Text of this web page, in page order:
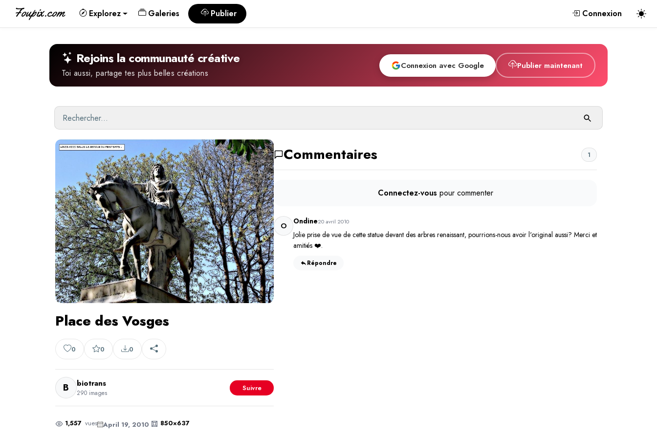
Foupix.com Explorez Galeries Publier Connexion
Rejoins la communauté créative
Toi aussi, partage tes plus belles créations
Connexion avec Google Publier maintenant
Place des Vosges
0 0 0
B biotrans
290 images
Suivre
1,557 vues April 19, 2010 850×637
Commentaires 1
Connectez-vous pour commenter
O Ondine20 avril 2010
Jolie prise de vue de cette statue devant des arbres renaissant, pourrions-nous avoir l'original aussi? Merci et
amitiés ❤️.
Répondre